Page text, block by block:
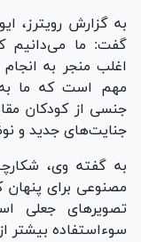
به گزارش رویترز،
گفت: ما می‌دانیم
اغلب منجر به
مهم است که ما
جنسی از کودکان
جنایت‌های جدید و
به گفته وی،
مصنوعی برای پنهان
تصویرهای جعلی
سوءاستفاده بیشتر